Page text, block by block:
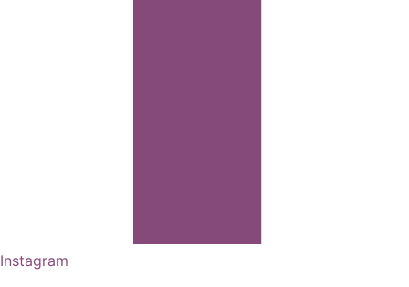
Instagram